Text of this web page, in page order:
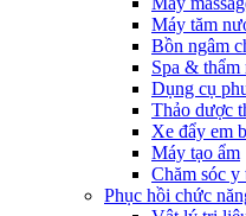
Máy tăm
Bồn ngâm
Spa & thẩm
Dụng cụ
Thảo dược
Xe đẩy em
Máy tạo ẩm
Chăm sóc y
Phục hồi chức